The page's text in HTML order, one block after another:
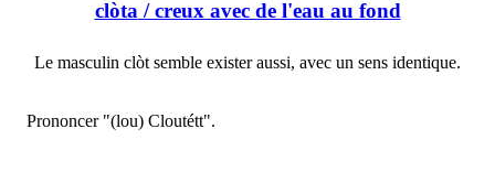
clòta/ creux avec de l'eau au fond
Le masculin clòt semble exister aussi, avec un sens identique.
Prononcer "(lou) Cloutétt".